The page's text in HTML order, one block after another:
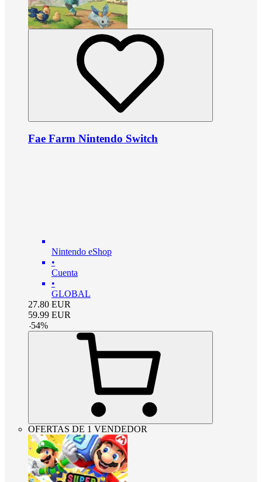
Fae Farm Nintendo Switch
Nintendo eShop
•
Cuenta
•
GLOBAL
27.80 EUR
59.99 EUR
-54%
OFERTAS DE 1 VENDEDOR